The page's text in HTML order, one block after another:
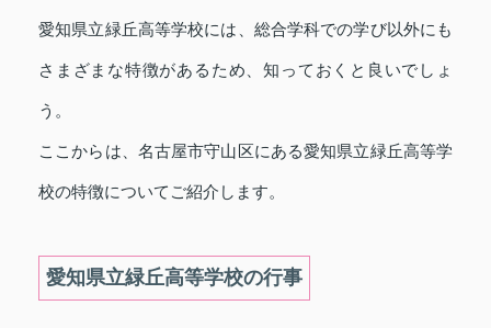
愛知県立緑丘高等学校には、総合学科での学び以外にも
さまざまな特徴があるため、知っておくと良いでしょ
う。
ここからは、名古屋市守山区にある愛知県立緑丘高等学
校の特徴についてご紹介します。
愛知県立緑丘高等学校の行事